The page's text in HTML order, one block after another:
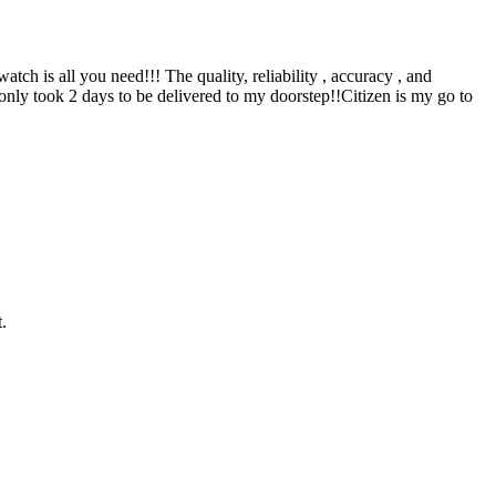
is all you need!!! The quality, reliability , accuracy , and
took 2 days to be delivered to my doorstep!!Citizen is my go to